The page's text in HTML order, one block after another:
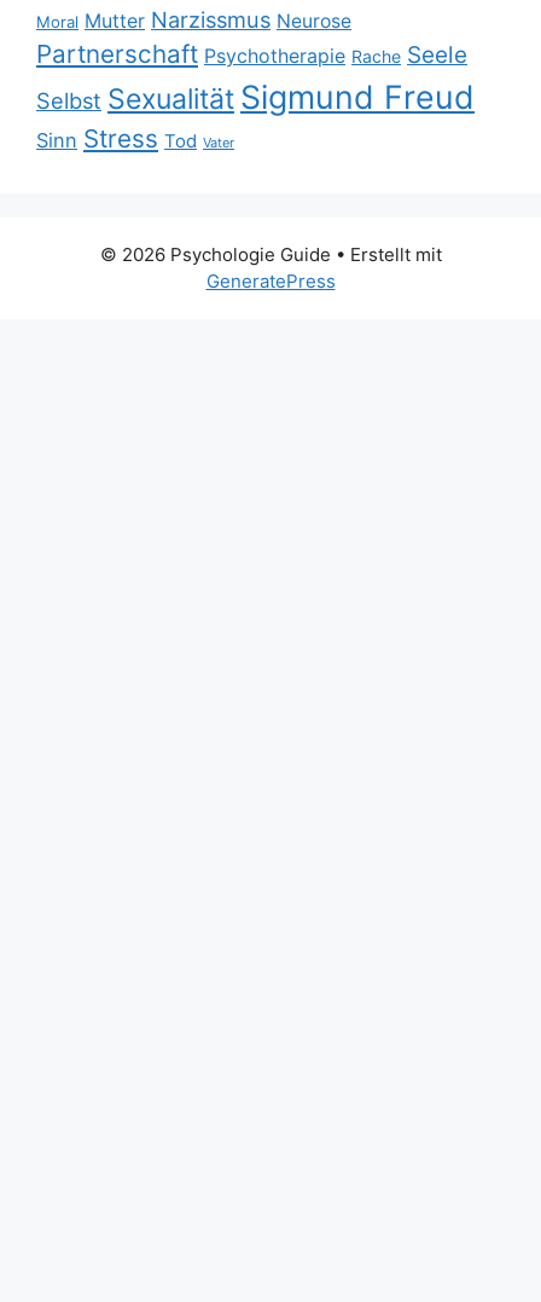
Moral Mutter Narzissmus Neurose
Partnerschaft Psychotherapie Rache Seele
Selbst Sexualität Sigmund Freud
Sinn Stress Tod Vater
© 2026 Psychologie Guide • Erstellt mit
GeneratePress